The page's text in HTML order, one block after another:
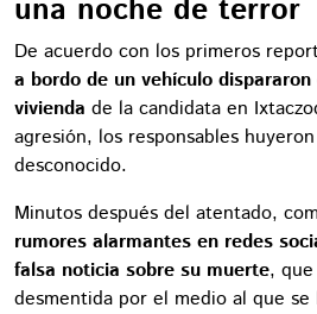
una noche de terror
De acuerdo con los primeros
a bordo de un vehículo
vivienda de la candidata en
agresión, los responsables
desconocido.
Minutos después del atentado,
rumores alarmantes en redes
falsa noticia sobre su muerte,
desmentida por el medio al que